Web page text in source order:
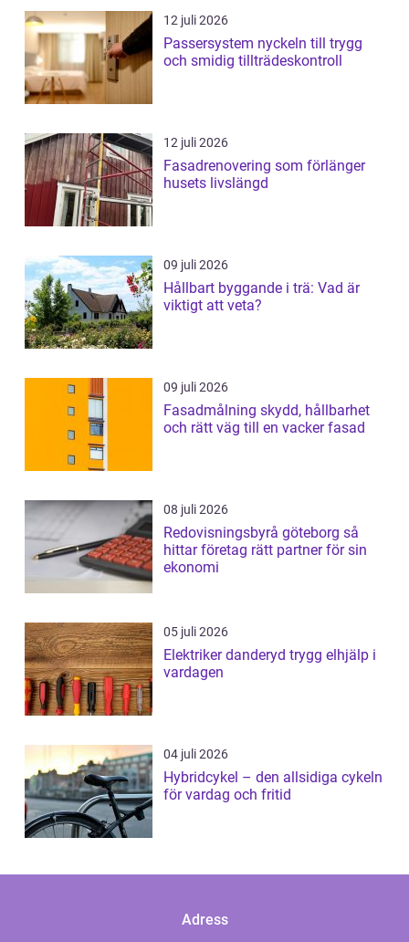
12 juli 2026
Passersystem nyckeln till trygg
och smidig tillträdeskontroll
12 juli 2026
Fasadrenovering som förlänger
husets livslängd
09 juli 2026
Hållbart byggande i trä: Vad är
viktigt att veta?
09 juli 2026
Fasadmålning skydd, hållbarhet
och rätt väg till en vacker fasad
08 juli 2026
Redovisningsbyrå göteborg så
hittar företag rätt partner för sin
ekonomi
05 juli 2026
Elektriker danderyd trygg elhjälp i
vardagen
04 juli 2026
Hybridcykel – den allsidiga cykeln
för vardag och fritid
Adress